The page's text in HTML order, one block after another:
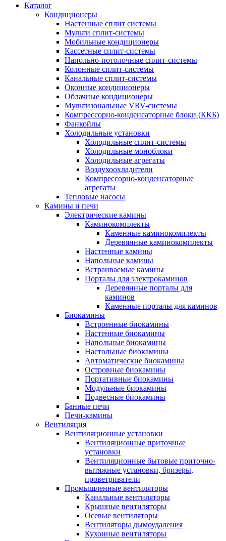
Каталог
Кондиционеры
Настенные сплит системы
Мульти сплит-системы
Мобильные кондиционеры
Кассетные сплит-системы
Напольно-потолочные сплит-системы
Колонные сплит-системы
Канальные сплит-системы
Оконные кондиционеры
Облачные кондиционеры
Мультизональные VRV-системы
Компрессорно-конденсаторные блоки (ККБ)
Фанкойлы
Холодильные установки
Холодильные сплит-системы
Холодильные моноблоки
Холодильные агрегаты
Воздухоохладители
Компрессорно-конденсаторные
агрегаты
Тепловые насосы
Камины и печи
Электрические камины
Каминокомплекты
Каменные каминокомплекты
Деревянные каминокомплекты
Настенные камины
Напольные камины
Встраиваемые камины
Порталы для электрокаминов
Деревянные порталы для
каминов
Каменные порталы для каминов
Биокамины
Встроенные биокамины
Настенные биокамины
Напольные биокамины
Настольные биокамины
Автоматические биокамины
Островные биокамины
Портативные биокамины
Модульные биокамины
Подвесные биокамины
Банные печи
Печи-камины
Вентиляция
Вентиляционные установки
Вентиляционные приточные
установки
Вентиляционные бытовые приточно-
вытяжные установки, бризеры,
проветриватели
Промышленные вентиляторы
Канальные вентиляторы
Крышные вентиляторы
Осевые вентиляторы
Вентиляторы дымоудаления
Кухонные вентиляторы